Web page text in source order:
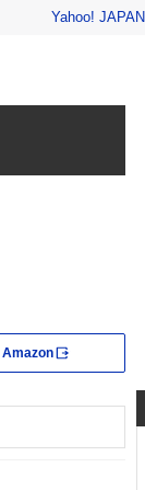
Yahoo! JAPAN
Amazon